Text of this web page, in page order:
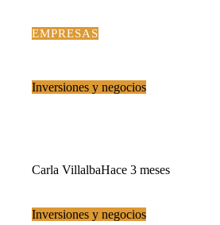
EMPRESAS
Inversiones y negocios
Carla VillalbaHace 3 meses
Inversiones y negocios